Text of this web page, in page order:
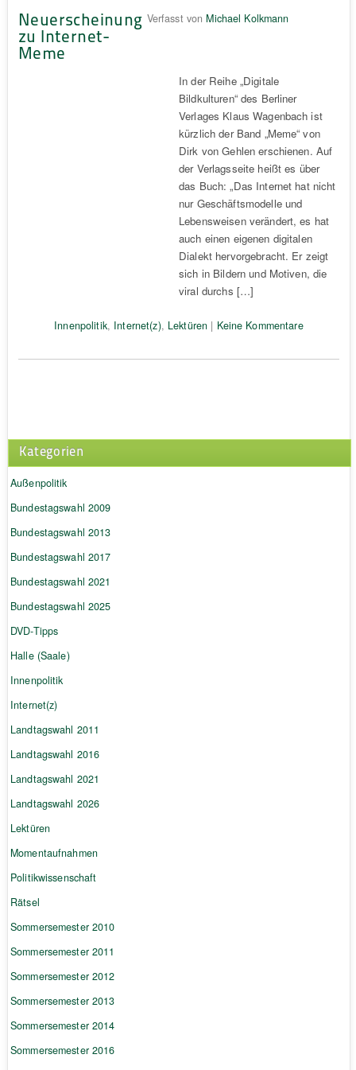
Neuerscheinung
zu Internet-
Meme
Verfasst von Michael Kolkmann
In der Reihe „Digitale
Bildkulturen“ des Berliner
Verlages Klaus Wagenbach ist
kürzlich der Band „Meme“ von
Dirk von Gehlen erschienen. Auf
der Verlagsseite heißt es über
das Buch: „Das Internet hat nicht
nur Geschäftsmodelle und
Lebensweisen verändert, es hat
auch einen eigenen digitalen
Dialekt hervorgebracht. Er zeigt
sich in Bildern und Motiven, die
viral durchs […]
Innenpolitik, Internet(z), Lektüren | Keine Kommentare
Kategorien
Außenpolitik
Bundestagswahl 2009
Bundestagswahl 2013
Bundestagswahl 2017
Bundestagswahl 2021
Bundestagswahl 2025
DVD-Tipps
Halle (Saale)
Innenpolitik
Internet(z)
Landtagswahl 2011
Landtagswahl 2016
Landtagswahl 2021
Landtagswahl 2026
Lektüren
Momentaufnahmen
Politikwissenschaft
Rätsel
Sommersemester 2010
Sommersemester 2011
Sommersemester 2012
Sommersemester 2013
Sommersemester 2014
Sommersemester 2016